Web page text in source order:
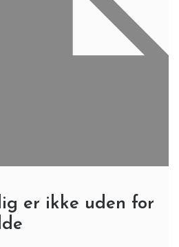
er ikke uden for